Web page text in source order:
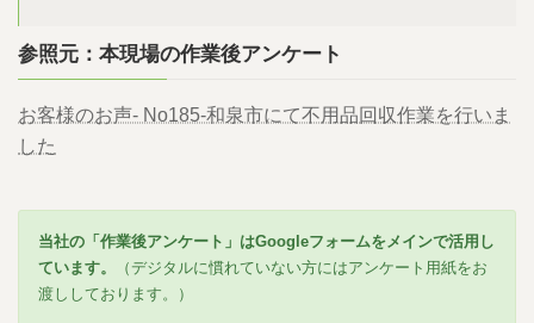
参照元：本現場の作業後アンケート
お客様のお声- No185-和泉市にて不用品回収作業を行いま
した
当社の「作業後アンケート」はGoogleフォームをメインで活用し
ています。
（デジタルに慣れていない方にはアンケート用紙をお
渡ししております。）